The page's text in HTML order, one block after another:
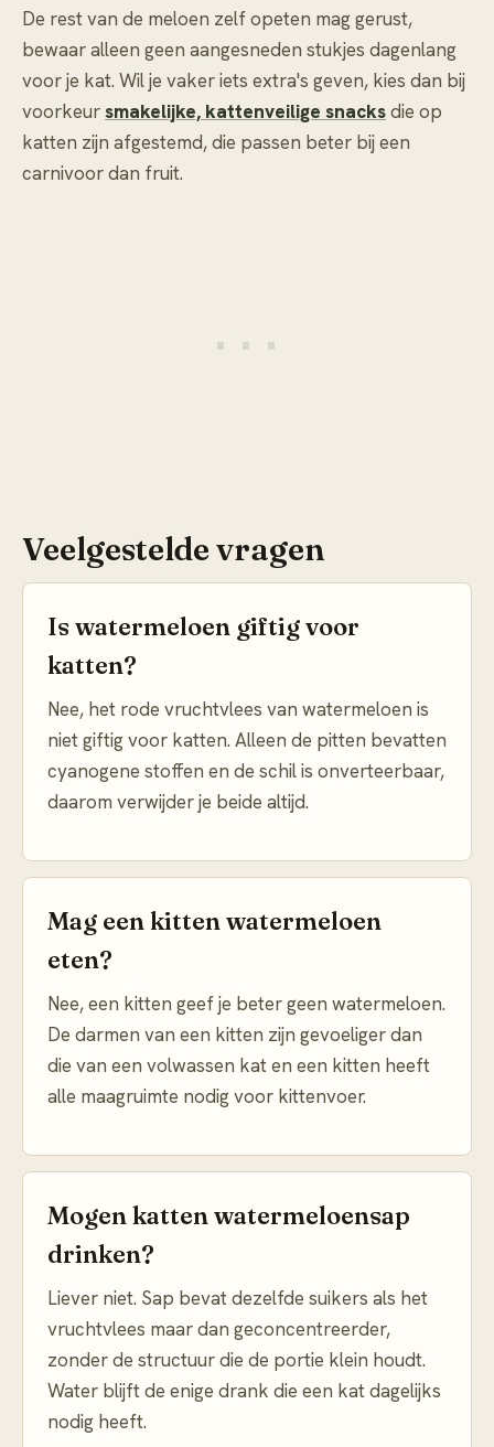
De rest van de meloen zelf opeten mag gerust,
bewaar alleen geen aangesneden stukjes dagenlang
voor je kat. Wil je vaker iets extra's geven, kies dan bij
voorkeursmakelijke, kattenveilige snacksdie op
katten zijn afgestemd, die passen beter bij een
carnivoor dan fruit.
Veelgestelde vragen
Is watermeloen giftig voor
katten?
Nee, het rode vruchtvlees van watermeloen is
niet giftig voor katten. Alleen de pitten bevatten
cyanogene stoffen en de schil is onverteerbaar,
daarom verwijder je beide altijd.
Mag een kitten watermeloen
eten?
Nee, een kitten geef je beter geen watermeloen.
De darmen van een kitten zijn gevoeliger dan
die van een volwassen kat en een kitten heeft
alle maagruimte nodig voor kittenvoer.
Mogen katten watermeloensap
drinken?
Liever niet. Sap bevat dezelfde suikers als het
vruchtvlees maar dan geconcentreerder,
zonder de structuur die de portie klein houdt.
Water blijft de enige drank die een kat dagelijks
nodig heeft.